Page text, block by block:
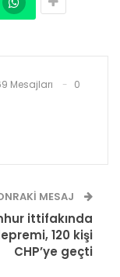
Mesajları
0
MESAJ
ittifakında
120 kişi
CHP’ye geçti